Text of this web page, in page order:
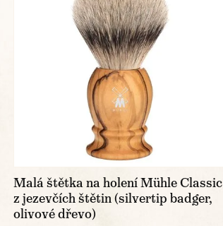
Malá štětka na holení Mühle Classic
z jezevčích štětin (silvertip badger,
olivové dřevo)